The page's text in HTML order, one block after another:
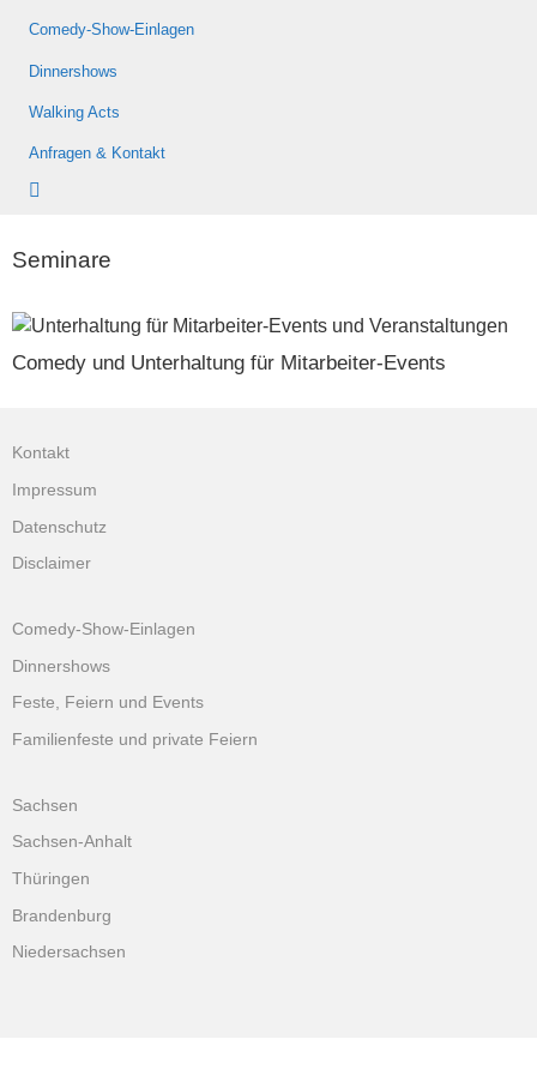
Comedy-Show-Einlagen
Dinnershows
Walking Acts
Anfragen & Kontakt
Seminare
Comedy und Unterhaltung für Mitarbeiter-Events
Kontakt
Impressum
Datenschutz
Disclaimer
Comedy-Show-Einlagen
Dinnershows
Feste, Feiern und Events
Familienfeste und private Feiern
Sachsen
Sachsen-Anhalt
Thüringen
Brandenburg
Niedersachsen